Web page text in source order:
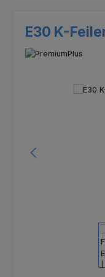
E30 K-
Bildergalerie